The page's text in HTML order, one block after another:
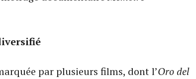
par plusieurs films, dont l’Oro del